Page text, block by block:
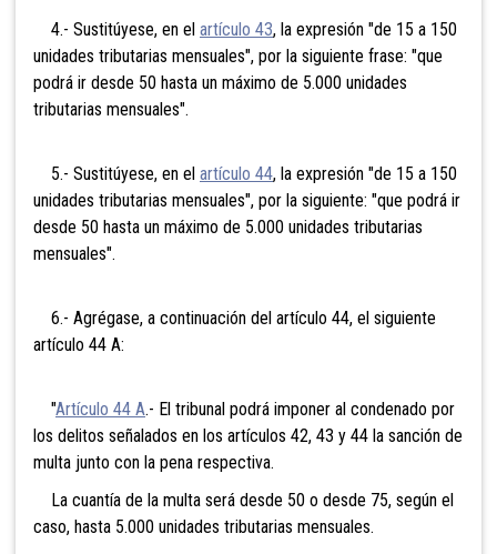
4.- Sustitúyese, en el artículo 43, la expresión "de 15 a 150
unidades tributarias mensuales", por la siguiente frase: "que
podrá ir desde 50 hasta un máximo de 5.000 unidades
tributarias mensuales".
5.- Sustitúyese, en el artículo 44, la expresión "de 15 a 150
unidades tributarias mensuales", por la siguiente: "que podrá ir
desde 50 hasta un máximo de 5.000 unidades tributarias
mensuales".
6.- Agrégase, a continuación del artículo 44, el siguiente
artículo 44 A:
"Artículo 44 A.- El tribunal podrá imponer al condenado por
los delitos señalados en los artículos 42, 43 y 44 la sanción de
multa junto con la pena respectiva.
La cuantía de la multa será desde 50 o desde 75, según el
caso, hasta 5.000 unidades tributarias mensuales.